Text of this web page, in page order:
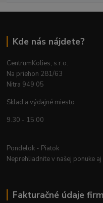
Kde nás nájdete?
CentrumKolies, s.r.o.
Na priehon 281/63
Nitra 949 05
Sklad a výdajné miesto
9.30 - 15.00
Pondelok - Piatok
Neprehliadnite v našej ponuke aj
Fakturačné údaje